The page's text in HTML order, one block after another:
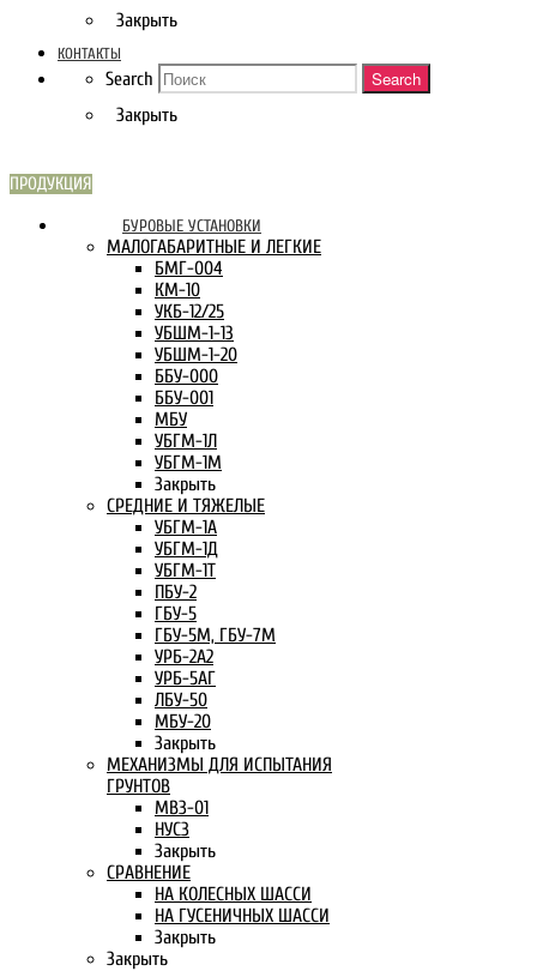
Закрыть
КОНТАКТЫ
Search Search
Закрыть
ПРОДУКЦИЯ
БУРОВЫЕ УСТАНОВКИ
МАЛОГАБАРИТНЫЕ И ЛЕГКИЕ
БМГ-004
КМ-10
УКБ-12/25
УБШМ-1-13
УБШМ-1-20
ББУ-000
ББУ-001
МБУ
УБГМ-1Л
УБГМ-1М
Закрыть
СРЕДНИЕ И ТЯЖЕЛЫЕ
УБГМ-1А
УБГМ-1Д
УБГМ-1Т
ПБУ-2
ГБУ-5
ГБУ-5М, ГБУ-7М
УРБ-2А2
УРБ-5АГ
ЛБУ-50
МБУ-20
Закрыть
МЕХАНИЗМЫ ДЛЯ ИСПЫТАНИЯ
ГРУНТОВ
МВЗ-01
НУСЗ
Закрыть
СРАВНЕНИЕ
НА КОЛЕСНЫХ ШАССИ
НА ГУСЕНИЧНЫХ ШАССИ
Закрыть
Закрыть